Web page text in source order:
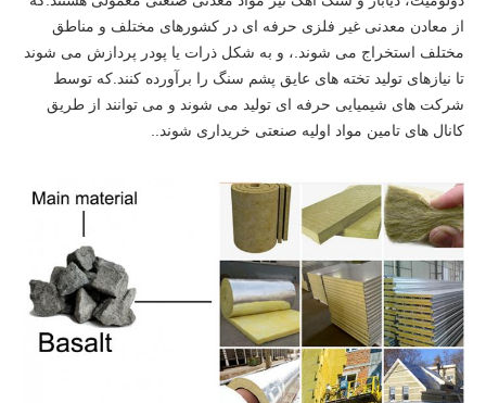
از معادن معدنی غیر فلزی حرفه ای در کشورهای مختلف و مناطق
مختلف استخراج می شوند.، و به شکل ذرات یا پودر پردازش می شوند
تا نیازهای تولید تخته های عایق پشم سنگ را برآورده کنند.که توسط
شرکت های شیمیایی حرفه ای تولید می شوند و می توانند از طریق
کانال های تامین مواد اولیه صنعتی خریداری شوند..